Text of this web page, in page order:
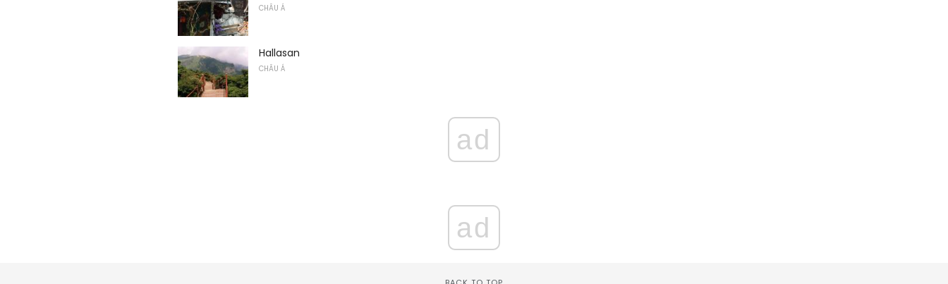
CHÂU Á
Hallasan
CHÂU Á
ad
ad